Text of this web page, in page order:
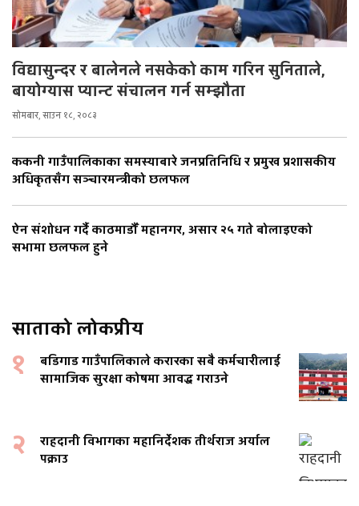
विद्यासुन्दर र बालेनले नसकेको काम गरिन सुनिताले,
बायोग्यास प्यान्ट संचालन गर्न सम्झौता
सोमबार, साउन १८, २०८३
ककनी गाउँपालिकाका समस्याबारे जनप्रतिनिधि र प्रमुख प्रशासकीय
अधिकृतसँग सञ्चारमन्त्रीको छलफल
ऐन संशोधन गर्दै काठमाडौँ महानगर, असार २५ गते बोलाइएको
सभामा छलफल हुने
साताको लोकप्रीय
१
बडिगाड गाउँपालिकाले करारका सबै कर्मचारीलाई
सामाजिक सुरक्षा कोषमा आवद्ध गराउने
२
राहदानी विभागका महानिर्देशक तीर्थराज अर्याल
पक्राउ